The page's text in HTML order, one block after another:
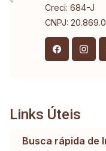
Creci: 684-J
CNPJ:
Links Úteis
Busca rápida de